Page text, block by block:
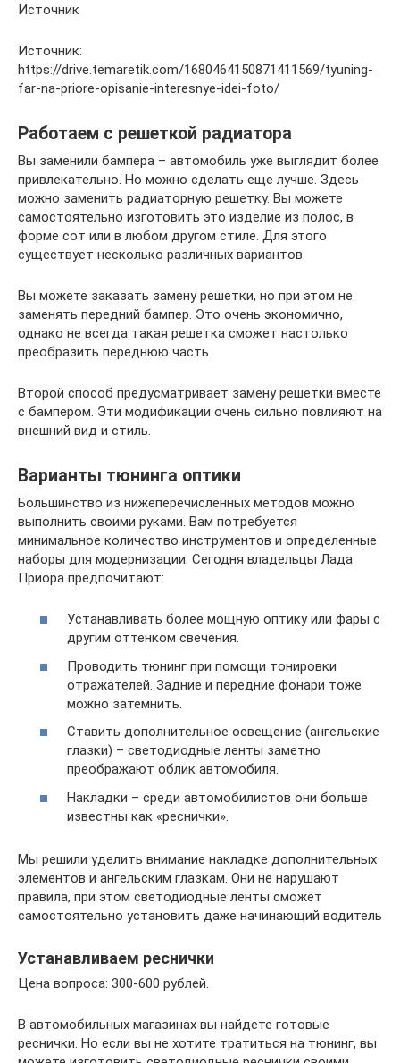
Источник
Источник:
https://drive.temaretik.com/1680464150871411569/tyuning-
far-na-priore-opisanie-interesnye-idei-foto/
Работаем с решеткой радиатора
Вы заменили бампера – автомобиль уже выглядит более
привлекательно. Но можно сделать еще лучше. Здесь
можно заменить радиаторную решетку. Вы можете
самостоятельно изготовить это изделие из полос, в
форме сот или в любом другом стиле. Для этого
существует несколько различных вариантов.
Вы можете заказать замену решетки, но при этом не
заменять передний бампер. Это очень экономично,
однако не всегда такая решетка сможет настолько
преобразить переднюю часть.
Второй способ предусматривает замену решетки вместе
с бампером. Эти модификации очень сильно повлияют на
внешний вид и стиль.
Варианты тюнинга оптики
Большинство из нижеперечисленных методов можно
выполнить своими руками. Вам потребуется
минимальное количество инструментов и определенные
наборы для модернизации. Сегодня владельцы Лада
Приора предпочитают:
Устанавливать более мощную оптику или фары с
другим оттенком свечения.
Проводить тюнинг при помощи тонировки
отражателей. Задние и передние фонари тоже
можно затемнить.
Ставить дополнительное освещение (ангельские
глазки) – светодиодные ленты заметно
преображают облик автомобиля.
Накладки – среди автомобилистов они больше
известны как «реснички».
Мы решили уделить внимание накладке дополнительных
элементов и ангельским глазкам. Они не нарушают
правила, при этом светодиодные ленты сможет
самостоятельно установить даже начинающий водитель
Устанавливаем реснички
Цена вопроса: 300-600 рублей.
В автомобильных магазинах вы найдете готовые
реснички. Но если вы не хотите тратиться на тюнинг, вы